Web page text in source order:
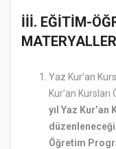
İİİ. EĞİTİM-
Yaz Kur’an
Kur’an
yıl Yaz
Öğretim